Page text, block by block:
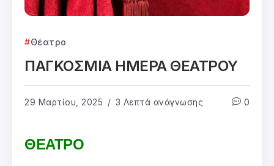
Θέατρο
ΠΑΓΚΟΣΜΙΑ ΗΜΕΡΑ ΘΕΑΤΡΟΥ
29 Μαρτίου, 2025 3 Λεπτά ανάγνωσης 0
ΘΕΑΤΡΟ